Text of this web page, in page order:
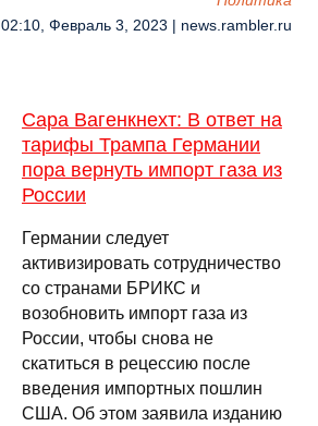
02:10, Февраль 3, 2023 | news.rambler.ru
Сара Вагенкнехт: В ответ на
тарифы Трампа Германии
пора вернуть импорт газа из
России
Германии следует
активизировать сотрудничество
со странами БРИКС и
возобновить импорт газа из
России, чтобы снова не
скатиться в рецессию после
введения импортных пошлин
США. Об этом заявила изданию